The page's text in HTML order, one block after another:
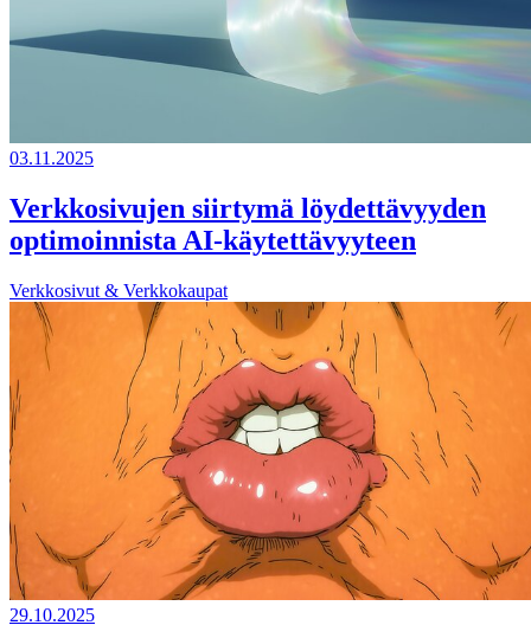
03.11.2025
Verkkosivujen siirtymä löydettävyyden
optimoinnista AI-käytettävyyteen
Verkkosivut & Verkkokaupat
29.10.2025